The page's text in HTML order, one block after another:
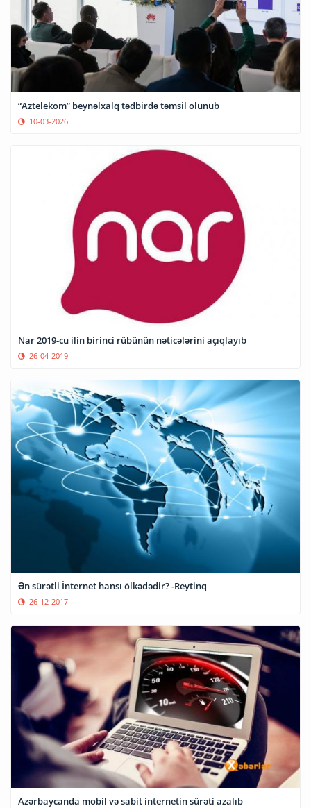
“Aztelekom” beynəlxalq tədbirdə təmsil olunub
10-03-2026
Nar 2019-cu ilin birinci rübünün nəticələrini açıqlayıb
26-04-2019
Ən sürətli İnternet hansı ölkədədir? -Reytinq
26-12-2017
Azərbaycanda mobil və sabit internetin sürəti azalıb